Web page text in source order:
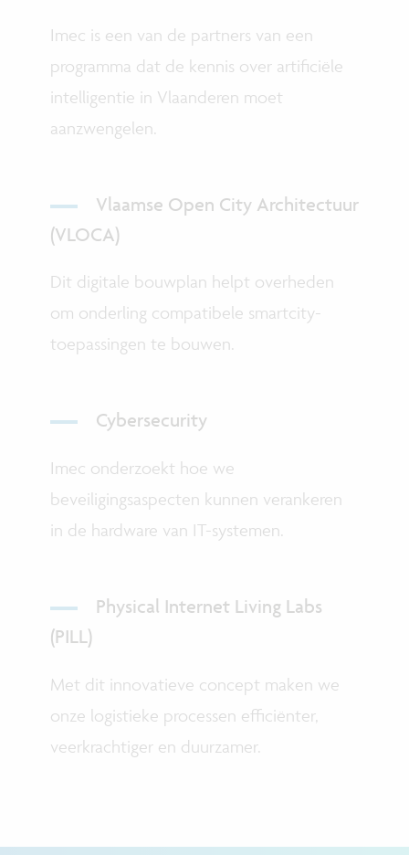
Imec is een van de partners van een
programma dat de kennis over artificiële
intelligentie in Vlaanderen moet
aanzwengelen.
Vlaamse Open City Architectuur
(VLOCA)
Dit digitale bouwplan helpt overheden
om onderling compatibele smartcity-
toepassingen te bouwen.
Cybersecurity
Imec onderzoekt hoe we
beveiligingsaspecten kunnen verankeren
in de hardware van IT-systemen.
Physical Internet Living Labs
(PILL)
Met dit innovatieve concept maken we
onze logistieke processen efficiënter,
veerkrachtiger en duurzamer.